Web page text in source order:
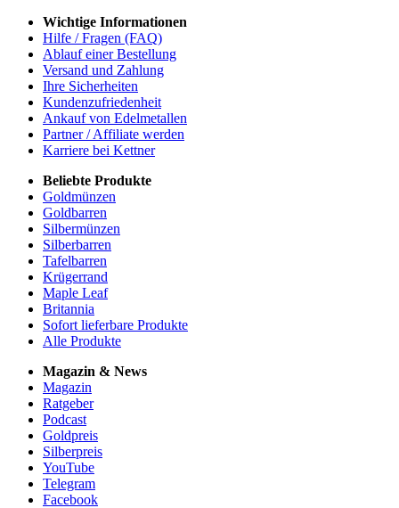
Wichtige Informationen
Hilfe / Fragen (FAQ)
Ablauf einer Bestellung
Versand und Zahlung
Ihre Sicherheiten
Kundenzufriedenheit
Ankauf von Edelmetallen
Partner / Affiliate werden
Karriere bei Kettner
Beliebte Produkte
Goldmünzen
Goldbarren
Silbermünzen
Silberbarren
Tafelbarren
Krügerrand
Maple Leaf
Britannia
Sofort lieferbare Produkte
Alle Produkte
Magazin & News
Magazin
Ratgeber
Podcast
Goldpreis
Silberpreis
YouTube
Telegram
Facebook